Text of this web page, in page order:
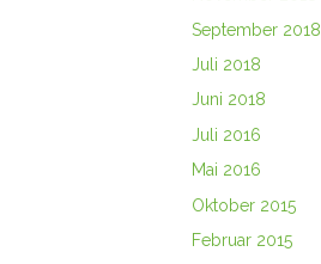
September 2018
Juli 2018
Juni 2018
Juli 2016
Mai 2016
Oktober 2015
Februar 2015